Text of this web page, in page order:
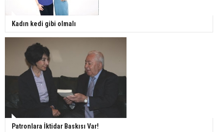
Kadın kedi gibi olmalı
Patronlara İktidar Baskısı Var!